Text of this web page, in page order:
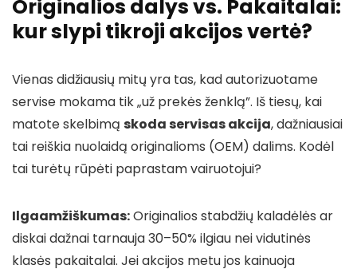
Originalios dalys vs. Pakaitalai:
kur slypi tikroji akcijos vertė?
Vienas didžiausių mitų yra tas, kad autorizuotame
servise mokama tik „už prekės ženklą”. Iš tiesų, kai
matote skelbimą skoda servisas akcija, dažniausiai
tai reiškia nuolaidą originalioms (OEM) dalims. Kodėl
tai turėtų rūpėti paprastam vairuotojui?
Ilgaamžiškumas:Originalios stabdžių kaladėlės ar
diskai dažnai tarnauja 30–50% ilgiau nei vidutinės
klasės pakaitalai. Jei akcijos metu jos kainuoja